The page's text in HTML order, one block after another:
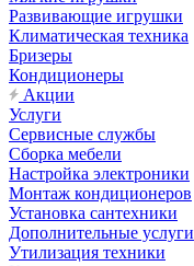
Развивающие игрушки
Климатическая техника
Бризеры
Кондиционеры
Акции
Услуги
Сервисные службы
Сборка мебели
Настройка электроники
Монтаж кондиционеров
Установка сантехники
Дополнительные услуги
Утилизация техники